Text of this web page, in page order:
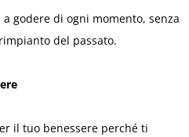
godere di ogni momento, senza
del passato.
il tuo benessere perché ti